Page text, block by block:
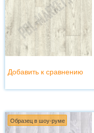
Добавить к сравнению
Образец в шоу-руме